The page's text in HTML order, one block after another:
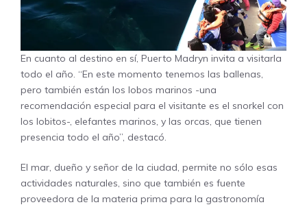
En cuanto al destino en sí, Puerto Madryn invita a visitarla
todo el año. “En este momento tenemos las ballenas,
pero también están los lobos marinos -una
recomendación especial para el visitante es el snorkel con
los lobitos-, elefantes marinos, y las orcas, que tienen
presencia todo el año”, destacó.
El mar, dueño y señor de la ciudad, permite no sólo esas
actividades naturales, sino que también es fuente
proveedora de la materia prima para la gastronomía